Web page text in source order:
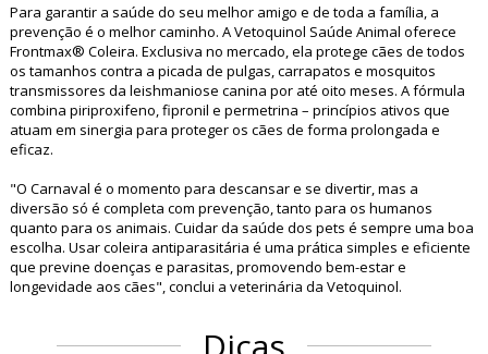
Para garantir a saúde do seu melhor amigo e de toda a família, a
prevenção é o melhor caminho. A Vetoquinol Saúde Animal oferece
Frontmax® Coleira. Exclusiva no mercado, ela protege cães de todos
os tamanhos contra a picada de pulgas, carrapatos e mosquitos
transmissores da leishmaniose canina por até oito meses. A fórmula
combina piriproxifeno, fipronil e permetrina – princípios ativos que
atuam em sinergia para proteger os cães de forma prolongada e
eficaz.
"O Carnaval é o momento para descansar e se divertir, mas a
diversão só é completa com prevenção, tanto para os humanos
quanto para os animais. Cuidar da saúde dos pets é sempre uma boa
escolha. Usar coleira antiparasitária é uma prática simples e eficiente
que previne doenças e parasitas, promovendo bem-estar e
longevidade aos cães", conclui a veterinária da Vetoquinol.